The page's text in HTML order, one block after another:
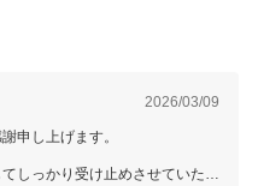
2026/03/09
申し上げます。
しっかり受け止めさせていただ